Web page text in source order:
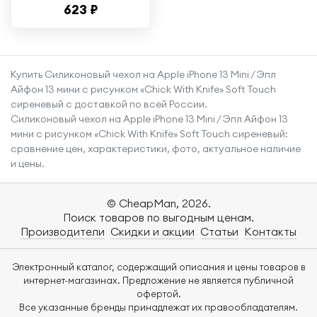
iPhone 14 Pro /
смартфона Эпл
Айфон 14 Про с
защитой углов /
Прозрачный
623 ₽
Купить Силиконовый чехол на Apple iPhone 13 Mini / Эпл
Айфон 13 мини с рисунком «Chick With Knife» Soft Touch
сиреневый с доставкой по всей России.
Силиконовый чехол на Apple iPhone 13 Mini / Эпл Айфон 13
мини с рисунком «Chick With Knife» Soft Touch сиреневый:
сравнение цен, характеристики, фото, актуальное наличие
и цены.
© CheapMan, 2026.
Поиск товаров по выгодным ценам.
Производители Скидки и акции Статьи Контакты
Электронный каталог, содержащий описания и цены товаров в
интернет-магазинах. Предложение не является публичной
офертой.
Все указанные бренды принадлежат их правообладателям.